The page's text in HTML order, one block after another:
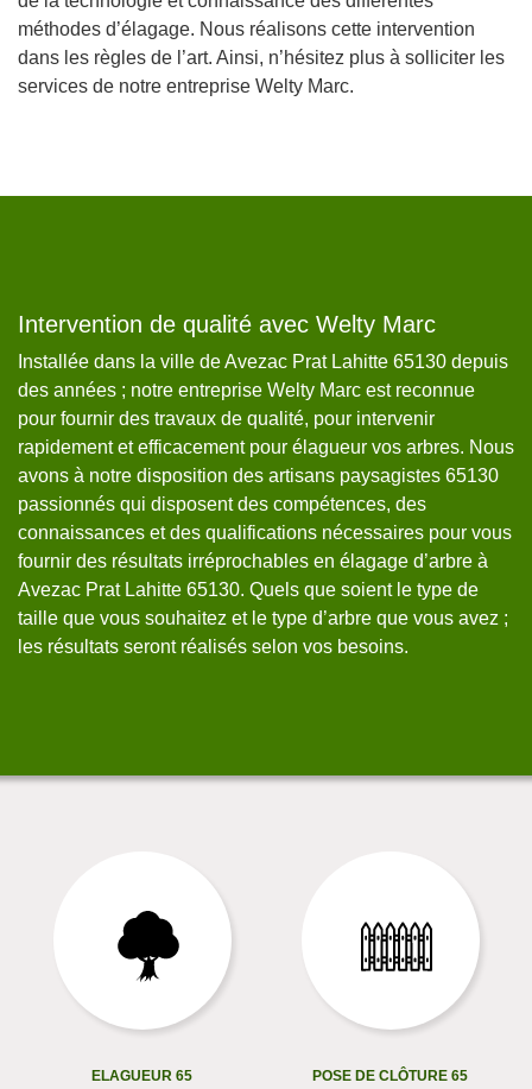
méthodes d’élagage. Nous réalisons cette intervention
dans les règles de l’art. Ainsi, n’hésitez plus à solliciter les
services de notre entreprise Welty Marc.
Intervention de qualité avec Welty Marc
Installée dans la ville de Avezac Prat Lahitte 65130 depuis
des années ; notre entreprise Welty Marc est reconnue
pour fournir des travaux de qualité, pour intervenir
rapidement et efficacement pour élagueur vos arbres. Nous
avons à notre disposition des artisans paysagistes 65130
passionnés qui disposent des compétences, des
connaissances et des qualifications nécessaires pour vous
fournir des résultats irréprochables en élagage d’arbre à
Avezac Prat Lahitte 65130. Quels que soient le type de
taille que vous souhaitez et le type d’arbre que vous avez ;
les résultats seront réalisés selon vos besoins.
ELAGUEUR 65 POSE DE CLÔTURE 65